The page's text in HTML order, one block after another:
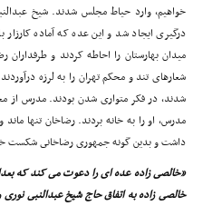
خواهیم، وارد حیاط مجلس شدند. شیخ
درگیرى ایجاد شد و این عده که آماده
میدان بهارستان را احاطه کردند و
شعارهاى تند و محکم تهران را به لرزه
شدند، در فکر متوارى شدن بودند. مدرس از
مدرس، او را به خانه بردند. رضاخان تنها
داشت و بدین گونه جمهورى رضاخانى شکست
«خالصى زاده عده اى را دعوت مى کند که
خالصى زاده به اتفاق حاج شیخ عبدالنبى